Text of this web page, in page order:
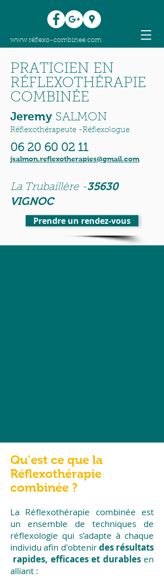
www.réflexo-combinee.com
PRATICIEN EN
RÉFLEXOTHÉRAPIE
COMBINÉE
Jeremy SALMON
Réflexothérapeute -Réflexologue
06 20 60 02 11
jsalmon.reflexotherapies@gmail.com
La Trubaillère -35630
VIGNOC
Prendre un rendez-vous
Qu’est ce que la
Réflexothérapie
combinée ?
La Réflexothérapie combinée est
un ensemble de techniques de
réflexologie qui s’adapte à chaque
individu afin d'obtenirdes résultats
rapides, efficaces et durables en
alliant :